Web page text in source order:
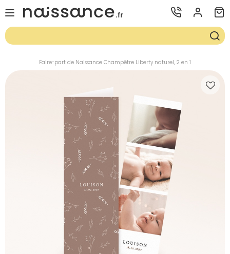
Faire-part de Naissance Champêtre Liberty naturel, 2 en 1